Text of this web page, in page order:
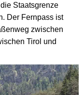
Staatsgrenze
Der Fernpass ist
zwischen
Tirol und